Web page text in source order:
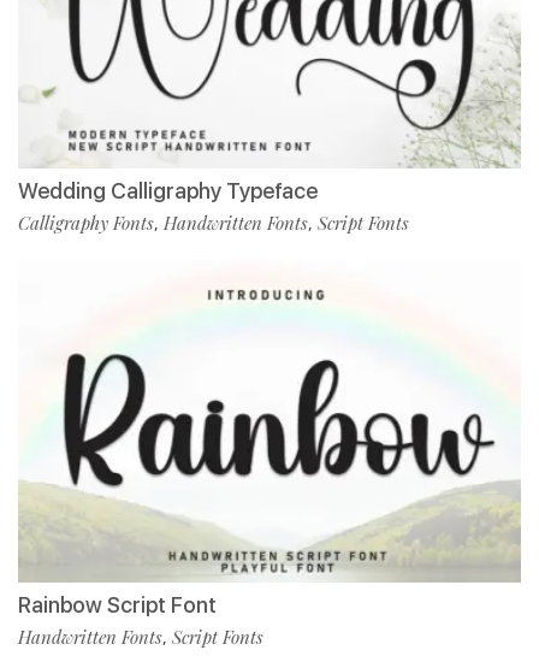
Wedding Calligraphy Typeface
Calligraphy Fonts, Handwritten Fonts, Script Fonts
Rainbow Script Font
Handwritten Fonts, Script Fonts